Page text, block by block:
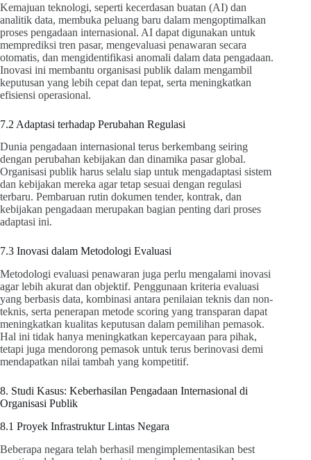
Kemajuan teknologi, seperti kecerdasan buatan (AI) dan
analitik data, membuka peluang baru dalam mengoptimalkan
proses pengadaan internasional. AI dapat digunakan untuk
memprediksi tren pasar, mengevaluasi penawaran secara
otomatis, dan mengidentifikasi anomali dalam data pengadaan.
Inovasi ini membantu organisasi publik dalam mengambil
keputusan yang lebih cepat dan tepat, serta meningkatkan
efisiensi operasional.
7.2 Adaptasi terhadap Perubahan Regulasi
Dunia pengadaan internasional terus berkembang seiring
dengan perubahan kebijakan dan dinamika pasar global.
Organisasi publik harus selalu siap untuk mengadaptasi sistem
dan kebijakan mereka agar tetap sesuai dengan regulasi
terbaru. Pembaruan rutin dokumen tender, kontrak, dan
kebijakan pengadaan merupakan bagian penting dari proses
adaptasi ini.
7.3 Inovasi dalam Metodologi Evaluasi
Metodologi evaluasi penawaran juga perlu mengalami inovasi
agar lebih akurat dan objektif. Penggunaan kriteria evaluasi
yang berbasis data, kombinasi antara penilaian teknis dan non-
teknis, serta penerapan metode scoring yang transparan dapat
meningkatkan kualitas keputusan dalam pemilihan pemasok.
Hal ini tidak hanya meningkatkan kepercayaan para pihak,
tetapi juga mendorong pemasok untuk terus berinovasi demi
mendapatkan nilai tambah yang kompetitif.
8. Studi Kasus: Keberhasilan Pengadaan Internasional di
Organisasi Publik
8.1 Proyek Infrastruktur Lintas Negara
Beberapa negara telah berhasil mengimplementasikan best